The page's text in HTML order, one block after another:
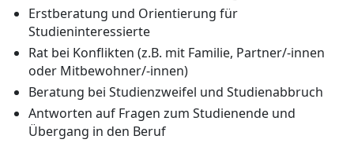
Erstberatung und Orientierung für
Studieninteressierte
Rat bei Konflikten (z.B. mit Familie, Partner/-innen
oder Mitbewohner/-innen)
Beratung bei Studienzweifel und Studienabbruch
Antworten auf Fragen zum Studienende und
Übergang in den Beruf